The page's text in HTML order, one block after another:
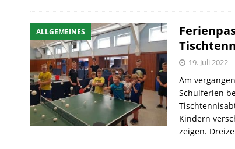
ALLGEMEINES
19. Juli 2022
Am
Schulferien
Kindern
zeigen.